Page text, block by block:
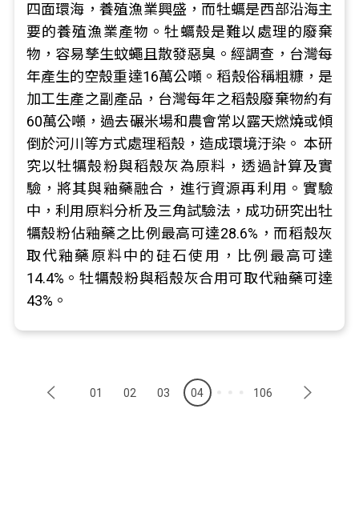
四面環海，養殖漁業興盛，而牡蠣是西部沿海主
要的養殖漁業產物。牡蠣殼是難以處理的廢棄
物，容易孳生蚊蠅且散發惡臭。經調查，台灣每
年產生的空殼重達16萬公噸。稻殼俗稱粗糠，是
加工生產之副產品，台灣每年之稻殼廢棄物約有
60萬公噸，過去碾米場和農會常以露天燃燒或傾
倒於河川等方式處理稻殼，造成環境汙染。 本研
究以牡犡殼粉與稻殼灰為原料，透過計算及實
驗，將其與釉藥融合，進行資源再利用。實驗
中，利用原料分析及三角試驗法，成功研究出牡
犡殼粉佔釉藥之比例最高可達28.6%，而稻殼灰
取代釉藥原料中的硅石使用，比例最高可達
14.4%。牡犡殼粉與稻殼灰合用可取代釉藥可達
43%。
01 02 03 04 106